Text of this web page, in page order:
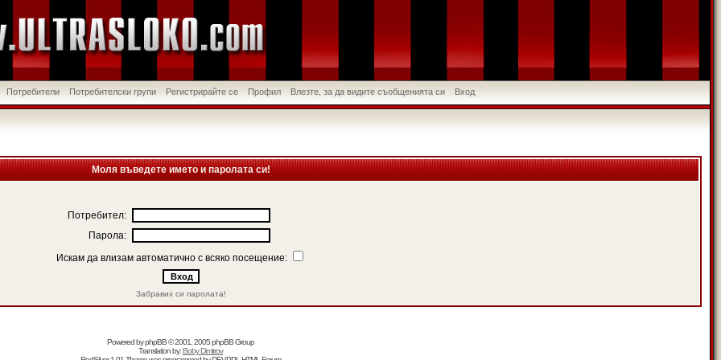
Потребители Потребителски групи Регистрирайте се Профил Влезте, за да видите съобщенията си Вход
Моля въведете името и паролата си!
Потребител:
Парола:
Искам да влизам автоматично с всяко посещение:
Забравих си паролата!
Powered byphpBB© 2001, 2005 phpBB Group
Translation by:Boby Dimitrov